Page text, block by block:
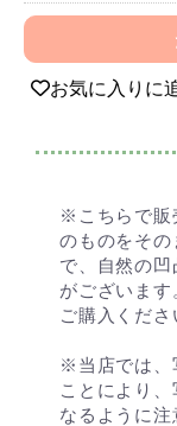
お気に入りに
※こちらで販
のものをそ
で、自然の
がございます
ご購入くださ
※当店では、
ことにより
なるように